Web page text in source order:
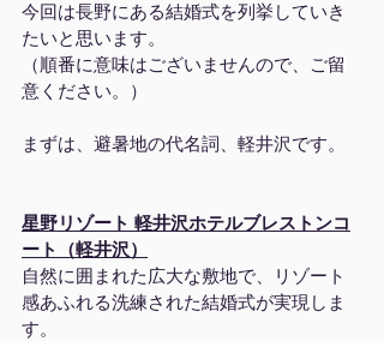
今回は長野にある結婚式を列挙していき
たいと思います。
（順番に意味はございませんので、ご留
意ください。）
まずは、避暑地の代名詞、軽井沢です。
星野リゾート 軽井沢ホテルブレストンコ
ート（軽井沢）
自然に囲まれた広大な敷地で、リゾート
感あふれる洗練された結婚式が実現しま
す。